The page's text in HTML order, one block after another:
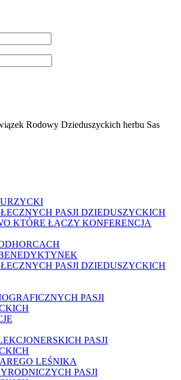
Rodowy Dzieduszyckich herbu Sas
PASJI DZIEDUSZYCKICH
KTÓRE ŁĄCZY KONFERENCJA
PASJI DZIEDUSZYCKICH
PASJI
PASJI
LEŚNIKA
PASJI